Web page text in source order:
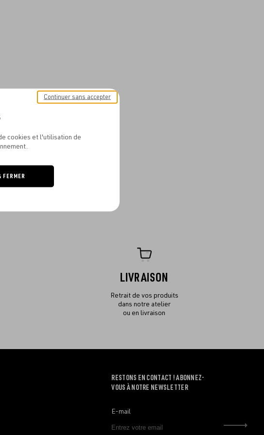
LIVRAISON
Retrait de vos produits
dans notre atelier
ou en livraison
RESTONS EN CONTACT ! ABONNEZ-
VOUS À NOTRE NEWSLETTER
E-mail
cookies et l'utilisation de
Continuer sans accepter
FERMER